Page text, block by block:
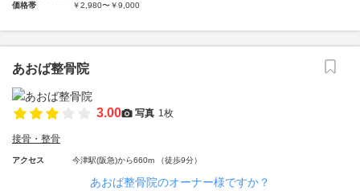
価格帯
￥2,980〜￥9,000
あおば整骨院
3.00 写真 1枚
接骨・整骨
アクセス 今津駅(阪急)から660m （徒歩9分）
あおば整骨院のオーナー様ですか？